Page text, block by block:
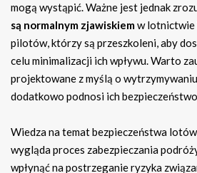
mogą wystąpić. Ważne jest jednak
są normalnym zjawiskiemw lotnictwie
pilotów, którzy są przeszkoleni, aby
celu minimalizacji ich wpływu. Warto
projektowane z myślą o
dodatkowo podnosi ich
Wiedza na temat bezpieczeństwa
wygląda proces zabezpieczania
wpłynąć na postrzeganie ryzyka